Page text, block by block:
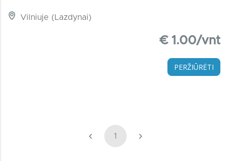
Vilniuje (Lazdynai)
€ 1.00/vnt
PERŽIŪRĖTI
‹ 1 ›